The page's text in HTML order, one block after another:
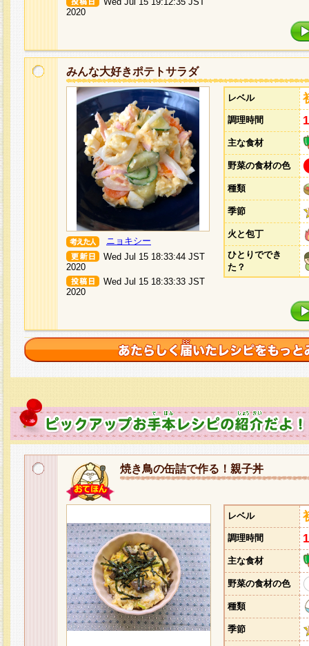
2020
みんな大好きポテトサラダ
ニョキシー
Wed Jul 15 18:33:44 JST
2020
Wed Jul 15 18:33:33 JST
2020
レベル
調理時間
主な食材
野菜の食材の色
種類
季節
火と包丁
ひとりででき
た？
焼き鳥の缶詰で作る！親子丼
レベル
調理時間
主な食材
野菜の食材の色
種類
季節